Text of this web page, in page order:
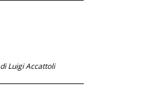
di Luigi Accattoli